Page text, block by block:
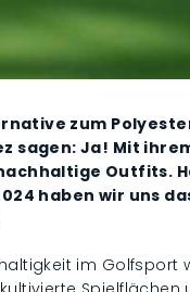
zum
sagen: Ja! Mit
Outfits.
haben wir uns
im Golfsport